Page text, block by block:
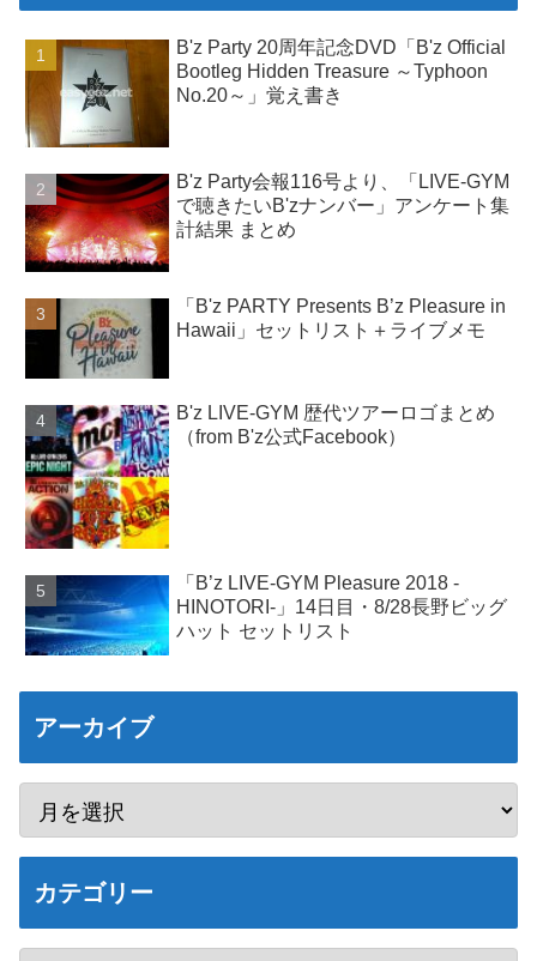
B'z Party 20周年記念DVD「B'z Official
Bootleg Hidden Treasure ～Typhoon
No.20～」覚え書き
B'z Party会報116号より、「LIVE-GYM
で聴きたいB'zナンバー」アンケート集
計結果 まとめ
「B'z PARTY Presents B’z Pleasure in
Hawaii」セットリスト＋ライブメモ
B'z LIVE-GYM 歴代ツアーロゴまとめ
（from B'z公式Facebook）
「B’z LIVE-GYM Pleasure 2018 -
HINOTORI-」14日目・8/28長野ビッグ
ハット セットリスト
アーカイブ
カテゴリー